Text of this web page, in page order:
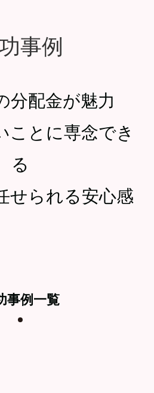
事例
分配金が魅力
ことに専念でき
る
せられる安心感
事例一覧